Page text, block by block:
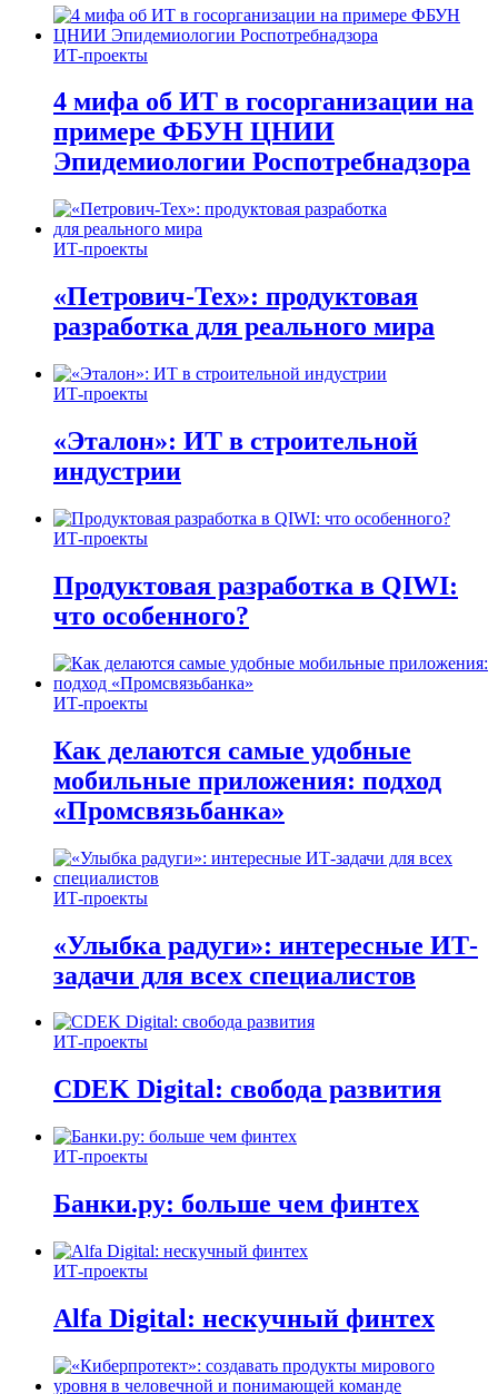
ИТ-проекты
4 мифа об ИТ в госорганизации на
примере ФБУН ЦНИИ
Эпидемиологии Роспотребнадзора
ИТ-проекты
«Петрович-Тех»: продуктовая
разработка для реального мира
ИТ-проекты
«Эталон»: ИТ в строительной
индустрии
ИТ-проекты
Продуктовая разработка в QIWI:
что особенного?
ИТ-проекты
Как делаются самые удобные
мобильные приложения: подход
«Промсвязьбанка»
ИТ-проекты
«Улыбка радуги»: интересные ИТ-
задачи для всех специалистов
ИТ-проекты
CDEK Digital: свобода развития
ИТ-проекты
Банки.ру: больше чем финтех
ИТ-проекты
Alfa Digital: нескучный финтех